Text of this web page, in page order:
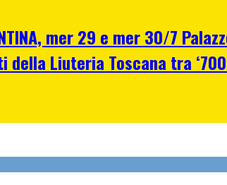
mer 29 e mer 30/7
Liuteria Toscana tra